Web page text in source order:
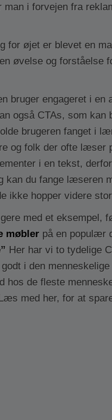
i forvejen fra
for øjet er blevet en
øvelse og forståelse
bruger engageret i en
også CTAs, som kan
brugeren fanget i
og folk der ofte læser
i en tekst,
kan du fange læseren
ikke hopper videre
med et eksempel,
møbler på en populær
Her har vi to tydelige
i den
hos de fleste
med her, for at